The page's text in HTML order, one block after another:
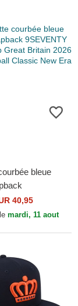
bleue
Stretch Snap
2026 World
40,95
mardi, 11 aout